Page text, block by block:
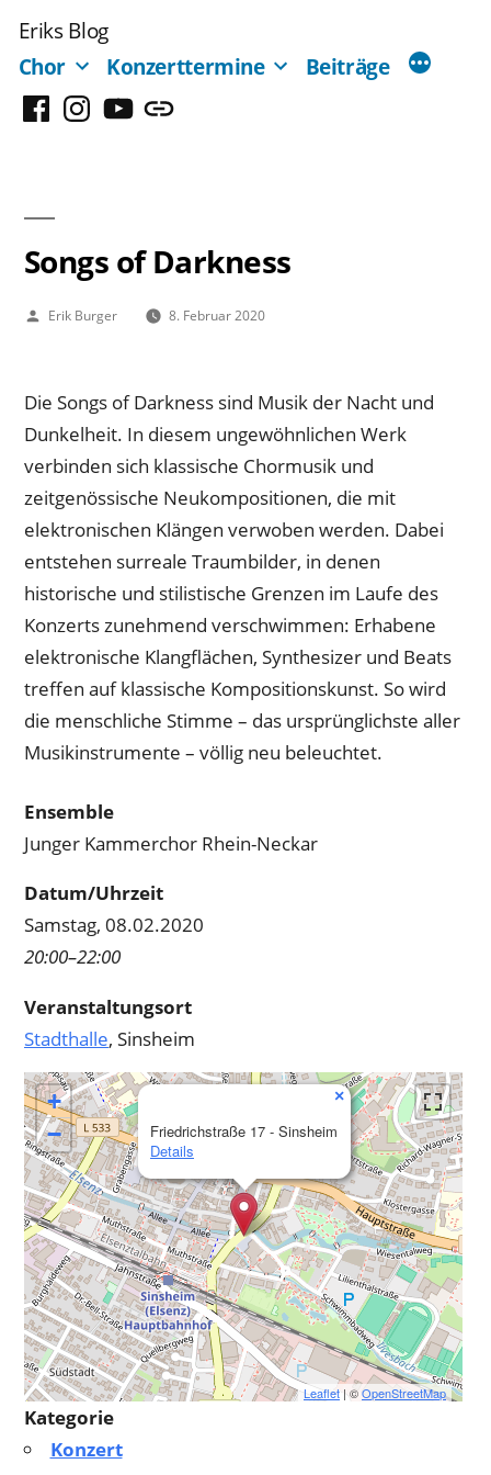
Inhalt
springen
Eriks Blog
Chor
Konzerttermine Beiträge
FacebookInstagram
YouTubeMastodon
Songs of Darkness
Veröffentlicht
Erik Burger 8. Februar 2020
Die Songs of Darkness sind Musik der Nacht und
Dunkelheit. In diesem ungewöhnlichen Werk
verbinden sich klassische Chormusik und
zeitgenössische Neukompositionen, die mit
elektronischen Klängen verwoben werden. Dabei
entstehen surreale Traumbilder, in denen
historische und stilistische Grenzen im Laufe des
Konzerts zunehmend verschwimmen: Erhabene
elektronische Klangflächen, Synthesizer und Beats
treffen auf klassische Kompositionskunst. So wird
die menschliche Stimme – das ursprünglichste aller
Musikinstrumente – völlig neu beleuchtet.
Ensemble
Junger Kammerchor Rhein-Neckar
Datum/Uhrzeit
Samstag, 08.02.2020
20:00–22:00
Veranstaltungsort
Stadthalle, Sinsheim
Friedrichstraße 17 - Sinsheim
Details
×
+
−
Leaflet | ©OpenStreetMap
Kategorie
Konzert